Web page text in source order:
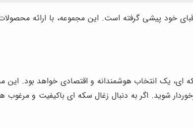
خود پیشی گرفته است. این مجموعه، با ارائه
ای، یک انتخاب هوشمندانه و اقتصادی خواهد بود. این
شوید. اگر به دنبال زغال سکه ای باکیفیت و مرغوب